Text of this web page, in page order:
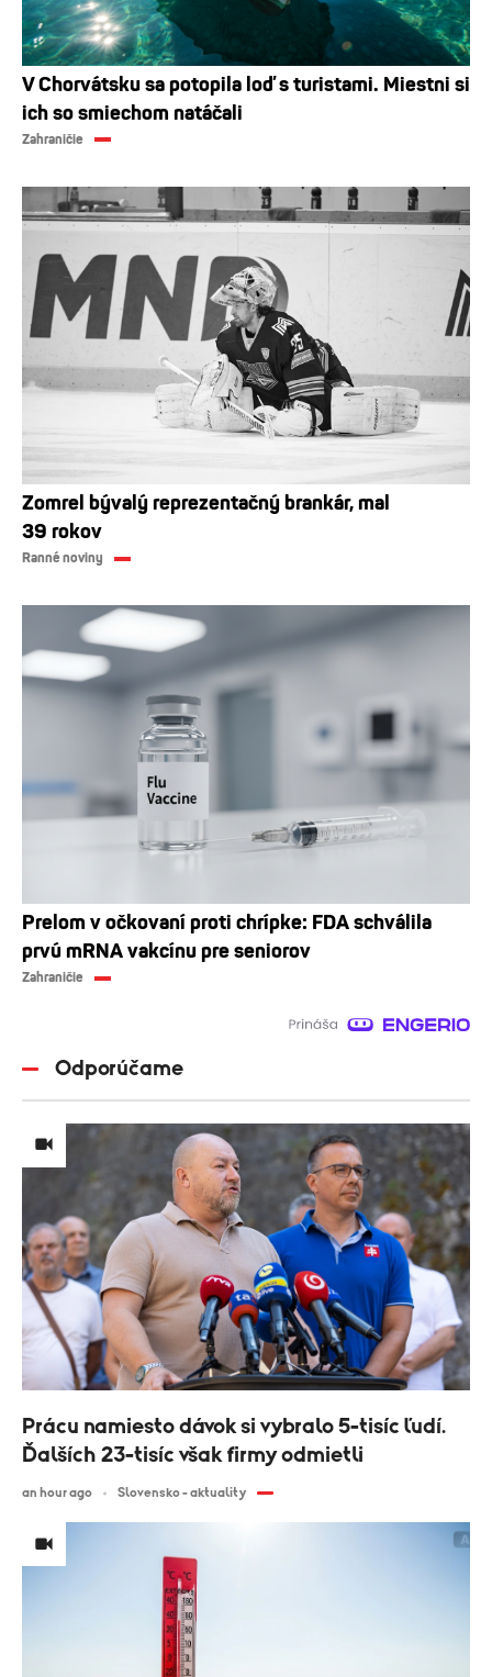
V Chorvátsku sa potopila loď s turistami. Miestni si
ich so smiechom natáčali
Zahraničie
Zomrel bývalý reprezentačný brankár, mal
39 rokov
Ranné noviny
Prelom v očkovaní proti chrípke: FDA schválila
prvú mRNA vakcínu pre seniorov
Zahraničie
Odporúčame
Prácu namiesto dávok si vybralo 5-tisíc ľudí.
Ďalších 23-tisíc však firmy odmietli
an hour ago Slovensko - aktuality